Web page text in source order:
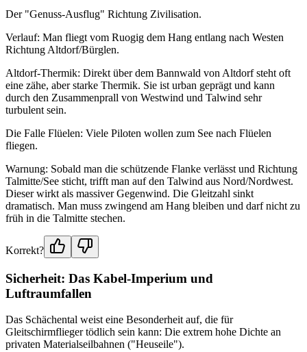
Der "Genuss-Ausflug" Richtung Zivilisation.
Verlauf: Man fliegt vom Ruogig dem Hang entlang nach Westen
Richtung Altdorf/Bürglen.
Altdorf-Thermik: Direkt über dem Bannwald von Altdorf steht oft
eine zähe, aber starke Thermik. Sie ist urban geprägt und kann
durch den Zusammenprall von Westwind und Talwind sehr
turbulent sein.
Die Falle Flüelen: Viele Piloten wollen zum See nach Flüelen
fliegen.
Warnung: Sobald man die schützende Flanke verlässt und Richtung
Talmitte/See sticht, trifft man auf den Talwind aus Nord/Nordwest.
Dieser wirkt als massiver Gegenwind. Die Gleitzahl sinkt
dramatisch. Man muss zwingend am Hang bleiben und darf nicht zu
früh in die Talmitte stechen.
Korrekt?
Sicherheit: Das Kabel-Imperium und
Luftraumfallen
Das Schächental weist eine Besonderheit auf, die für
Gleitschirmflieger tödlich sein kann: Die extrem hohe Dichte an
privaten Materialseilbahnen ("Heuseile").